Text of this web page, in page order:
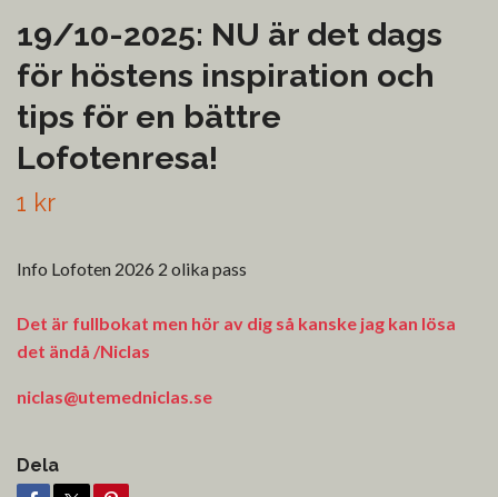
19/10-2025: NU är det dags
för höstens inspiration och
tips för en bättre
Lofotenresa!
1 kr
Info Lofoten 2026 2 olika pass
Det är fullbokat men hör av dig så kanske jag kan lösa
det ändå /Niclas
niclas@utemedniclas.se
Dela